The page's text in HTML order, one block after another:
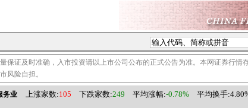
保证及时准确，入市投资请以上市公司公布的正式公告为准。本网证券行情
风险自担。
务业 上涨家数:105 下跌家数:249 平均涨幅:-0.78% 平均换手